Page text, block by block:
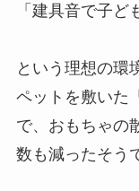
「建具音で子ど
という理想の環
ペットを敷いた
で、おもちゃの
数も減ったそう